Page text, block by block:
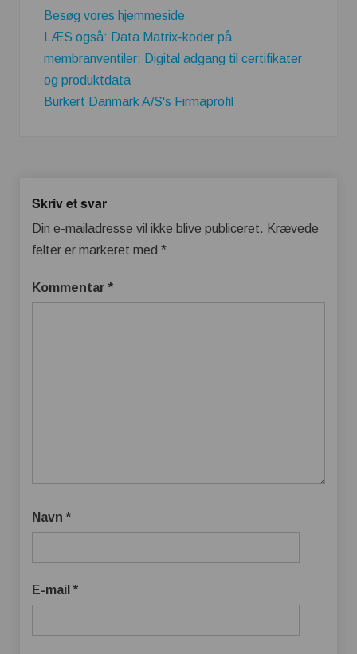
Besøg vores hjemmeside
LÆS også: Data Matrix-koder på
membranventiler: Digital adgang til certifikater
og produktdata
Burkert Danmark A/S's Firmaprofil
Skriv et svar
Din e-mailadresse vil ikke blive publiceret. Krævede
felter er markeret med *
Kommentar *
Navn *
E-mail *